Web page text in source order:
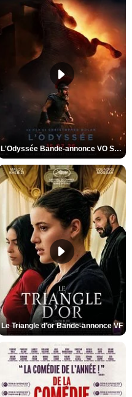
L'Odyssée Bande-annonce VO STFR
Le Triangle d'or Bande-annonce VF